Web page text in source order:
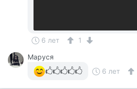
6 лет
1
Маруся
🖒🖒🖒🖒🖒 6 лет